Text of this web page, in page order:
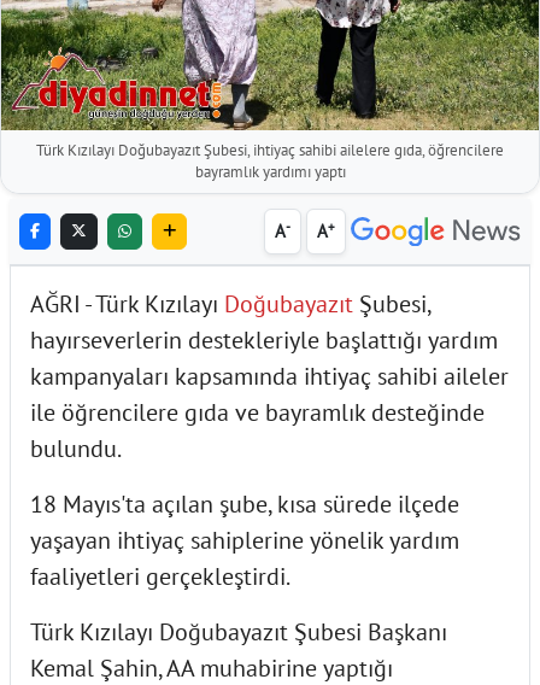
Türk Kızılayı Doğubayazıt Şubesi, ihtiyaç sahibi ailelere gıda, öğrencilere
bayramlık yardımı yaptı
A- A+
AĞRI - Türk Kızılayı Doğubayazıt Şubesi,
hayırseverlerin destekleriyle başlattığı yardım
kampanyaları kapsamında ihtiyaç sahibi aileler
ile öğrencilere gıda ve bayramlık desteğinde
bulundu.
18 Mayıs'ta açılan şube, kısa sürede ilçede
yaşayan ihtiyaç sahiplerine yönelik yardım
faaliyetleri gerçekleştirdi.
Türk Kızılayı Doğubayazıt Şubesi Başkanı
Kemal Şahin, AA muhabirine yaptığı